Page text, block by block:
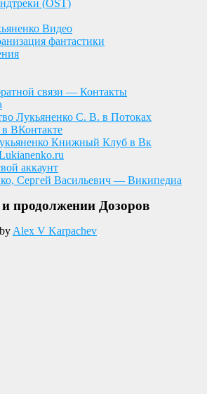
(OST)
Видео
фантастики
связи — Контакты
Лукьяненко С. В. в Потоках
ВКонтакте
Книжный Клуб в Вк
аккаунт
Сергей Васильевич — Википедиа
продолжении Дозоров
by Alex V Karpachev